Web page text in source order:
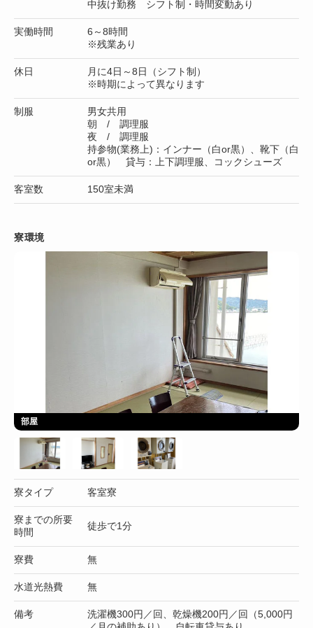
中抜け勤務 シフト制・時間変動あり
実働時間
6～8時間
※残業あり
休日
月に4日～8日（シフト制）
※時期によって異なります
制服
男女共用
朝 / 調理服
夜 / 調理服
持参物(業務上)：インナー（白or黒）、靴下（白
or黒） 貸与：上下調理服、コックシューズ
客室数 150室未満
寮環境
部屋
寮タイプ 客室寮
寮までの所要
時間
徒歩で1分
寮費 無
水道光熱費 無
備考
洗濯機300円／回、乾燥機200円／回（5,000円